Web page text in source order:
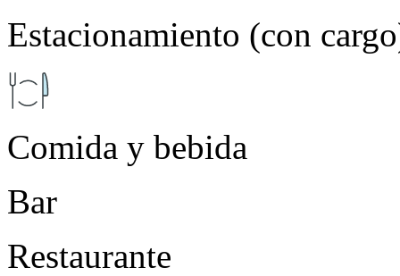
Estacionamiento (con
Comida y bebida
Bar
Restaurante